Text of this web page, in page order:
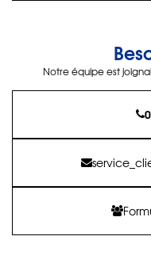
Notre équipe est